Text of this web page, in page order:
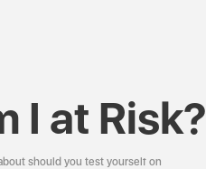
I at Risk?
should you test yourself on